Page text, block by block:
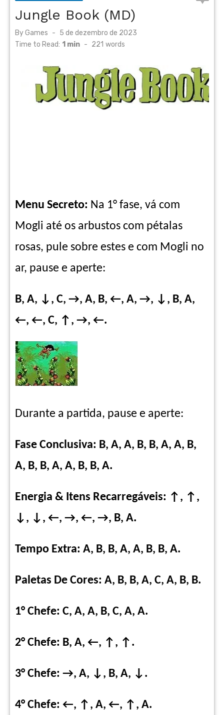
Jungle Book (MD)
ByGames
Posted
on
5 de dezembro de 2023
Time to Read: 1 min - 221 words
Menu Secreto: Na 1° fase, vá com
Mogli até os arbustos com pétalas
rosas, pule sobre estes e com Mogli no
ar, pause e aperte:
B, A, ↓, C, →, A, B, ←, A, →, ↓, B, A,
←, ←, C, ↑, →, ←.
Durante a partida, pause e aperte:
Fase Conclusiva: B, A, A, B, B, A, A, B,
A, B, B, A, A, B, B, A.
Energia & Itens Recarregáveis: ↑, ↑,
↓, ↓, ←, →, ←, →, B, A.
Tempo Extra: A, B, B, A, A, B, B, A.
Paletas De Cores: A, B, B, A, C, A, B, B.
1° Chefe: C, A, A, B, C, A, A.
2° Chefe: B, A, ←, ↑, ↑.
3° Chefe: →, A, ↓, B, A, ↓.
4° Chefe: ←, ↑, A, ←, ↑, A.